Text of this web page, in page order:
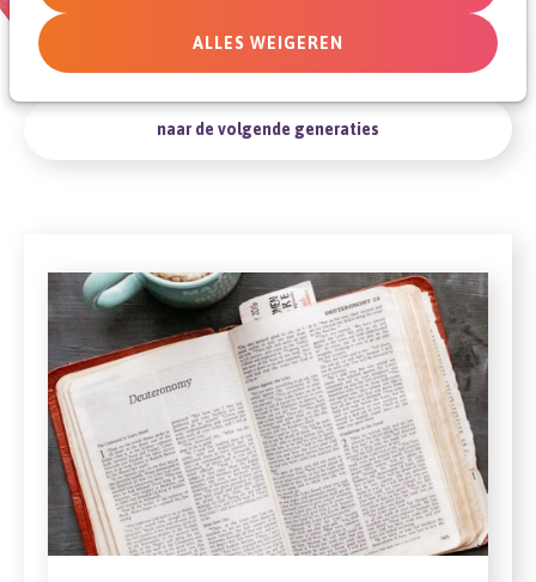
ALLES WEIGEREN
in de wereld
naar de volgende generaties